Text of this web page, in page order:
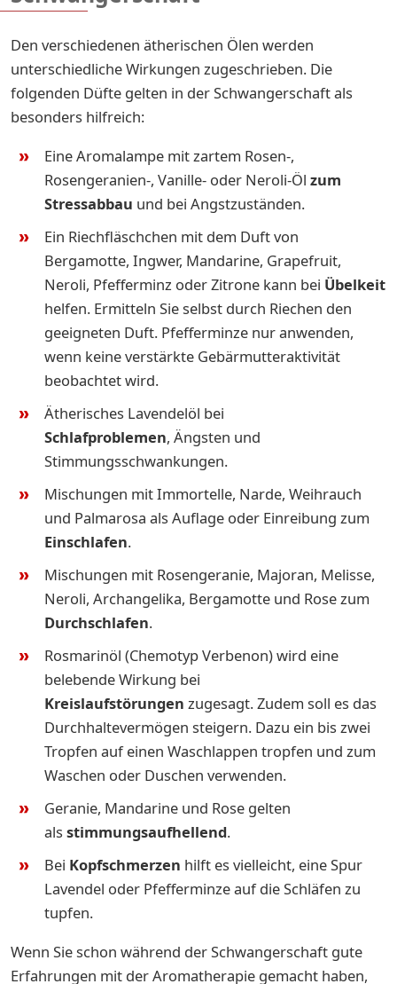
Den verschiedenen ätherischen Ölen werden
unterschiedliche Wirkungen zugeschrieben. Die
folgenden Düfte gelten in der Schwangerschaft als
besonders hilfreich:
Eine Aromalampe mit zartem Rosen-,
Rosengeranien-, Vanille- oder Neroli-Öl zum
Stressabbau und bei Angstzuständen.
Ein Riechfläschchen mit dem Duft von
Bergamotte, Ingwer, Mandarine, Grapefruit,
Neroli, Pfefferminz oder Zitrone kann bei Übelkeit
helfen. Ermitteln Sie selbst durch Riechen den
geeigneten Duft. Pfefferminze nur anwenden,
wenn keine verstärkte Gebärmutteraktivität
beobachtet wird.
Ätherisches Lavendelöl bei
Schlafproblemen, Ängsten und
Stimmungsschwankungen.
Mischungen mit Immortelle, Narde, Weihrauch
und Palmarosa als Auflage oder Einreibung zum
Einschlafen.
Mischungen mit Rosengeranie, Majoran, Melisse,
Neroli, Archangelika, Bergamotte und Rose zum
Durchschlafen.
Rosmarinöl (Chemotyp Verbenon) wird eine
belebende Wirkung bei
Kreislaufstörungen zugesagt. Zudem soll es das
Durchhaltevermögen steigern. Dazu ein bis zwei
Tropfen auf einen Waschlappen tropfen und zum
Waschen oder Duschen verwenden.
Geranie, Mandarine und Rose gelten
als stimmungsaufhellend.
Bei Kopfschmerzen hilft es vielleicht, eine Spur
Lavendel oder Pfefferminze auf die Schläfen zu
tupfen.
Wenn Sie schon während der Schwangerschaft gute
Erfahrungen mit der Aromatherapie gemacht haben,